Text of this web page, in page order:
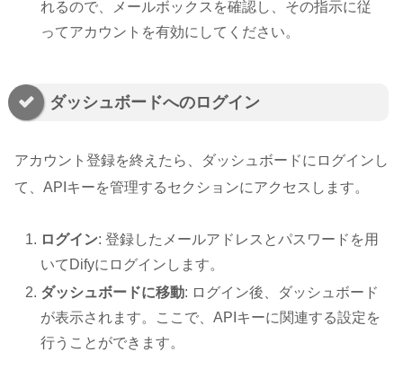
れるので、メールボックスを確認し、その指示に従
ってアカウントを有効にしてください。
ダッシュボードへのログイン
アカウント登録を終えたら、ダッシュボードにログインし
て、APIキーを管理するセクションにアクセスします。
ログイン: 登録したメールアドレスとパスワードを用
いてDifyにログインします。
ダッシュボードに移動: ログイン後、ダッシュボード
が表示されます。ここで、APIキーに関連する設定を
行うことができます。